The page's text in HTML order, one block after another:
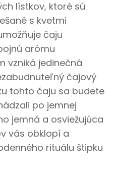
lístkov, ktoré sú
s kvetmi
čaju
arómu
vzniká jedinečná
čajový
tohto čaju sa budete
po jemnej
jemná a osviežujúca
vás obklopí a
rituálu štipku